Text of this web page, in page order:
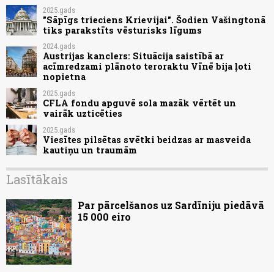
2025.gads
"Sāpīgs trieciens Krievijai". Šodien Vašingtonā
tiks parakstīts vēsturisks līgums
2024.gads
Austrijas kanclers: Situācija saistībā ar
acīmredzami plānoto teroraktu Vīnē bija ļoti
nopietna
2025.gads
CFLA fondu apguvē sola mazāk vērtēt un
vairāk uzticēties
2025.gads
Viesītes pilsētas svētki beidzas ar masveida
kautiņu un traumām
Lasītākais
Par pārcelšanos uz Sardīniju piedāvā
15 000 eiro